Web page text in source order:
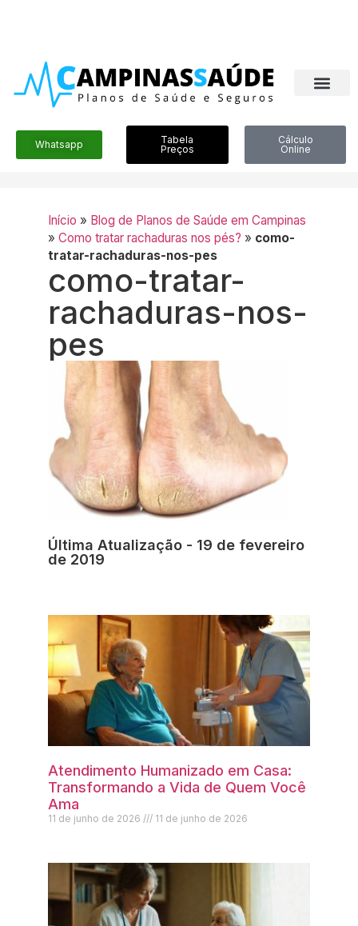
Whatsapp
Tabela
Preços
Cálculo
Online
Início » Blog de Planos de Saúde em Campinas
» Como tratar rachaduras nos pés? » como-
tratar-rachaduras-nos-pes
como-tratar-
rachaduras-nos-
pes
Última Atualização - 19 de fevereiro
de 2019
Atendimento Humanizado em Casa:
Transformando a Vida de Quem Você
Ama
11 de junho de 2026 11 de junho de 2026